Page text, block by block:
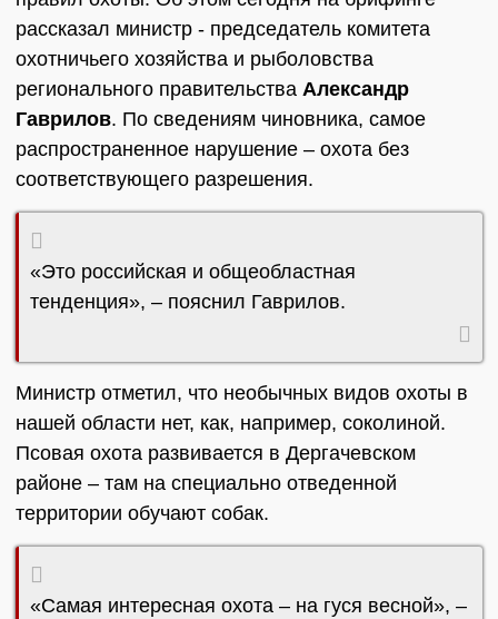
рассказал министр - председатель комитета
охотничьего хозяйства и рыболовства
регионального правительства Александр
Гаврилов. По сведениям чиновника, самое
распространенное нарушение – охота без
соответствующего разрешения.
«Это российская и общеобластная
тенденция», – пояснил Гаврилов.
Министр отметил, что необычных видов охоты в
нашей области нет, как, например, соколиной.
Псовая охота развивается в Дергачевском
районе – там на специально отведенной
территории обучают собак.
«Самая интересная охота – на гуся весной», –